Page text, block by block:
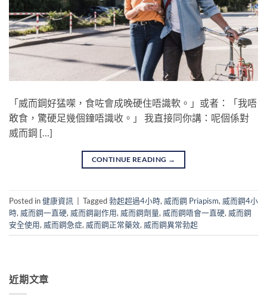
「威而鋼好猛㗎，食咗會成晚硬住唔識軟。」或者：「我唔
敢食，驚硬足幾個鐘唔識收。」 我直接同你講：呢個係對
威而鋼 […]
CONTINUE READING →
Posted in健康資訊 Tagged勃起超過4小時, 威而鋼 Priapism, 威而鋼4小
時, 威而鋼一直硬, 威而鋼副作用, 威而鋼劑量, 威而鋼唔會一直硬, 威而鋼
安全使用, 威而鋼急症, 威而鋼正常藥效, 威而鋼異常勃起
近期文章